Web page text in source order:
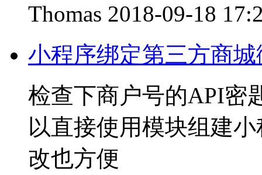
Thomas 2018-09-18
小程序绑定第三方商
检查下商户号的API密
以直接使用模块组建
改也方便